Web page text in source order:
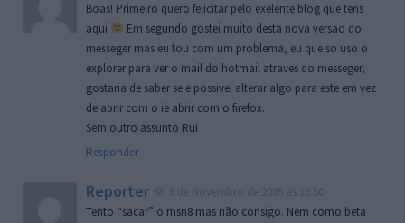
Boas! Primeiro quero felicitar pelo exelente blog que tens
aqui
Em segundo gostei muito desta nova versao do
messeger mas eu tou com um problema, eu que so uso o
explorer para ver o mail do hotmail atraves do messeger,
gostaria de saber se e possivel alterar algo para este em vez
de abrir com o ie abrir com o firefox.
Sem outro assunto Rui
Responder
Reporter
Tento “sacar” o msn8 mas não consigo. Nem como beta